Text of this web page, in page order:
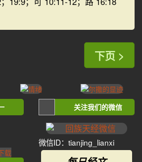
下页 >
关注我们的微信
微信ID：tianjing_lianxi